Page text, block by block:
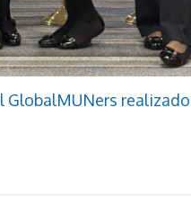
GlobalMUNers